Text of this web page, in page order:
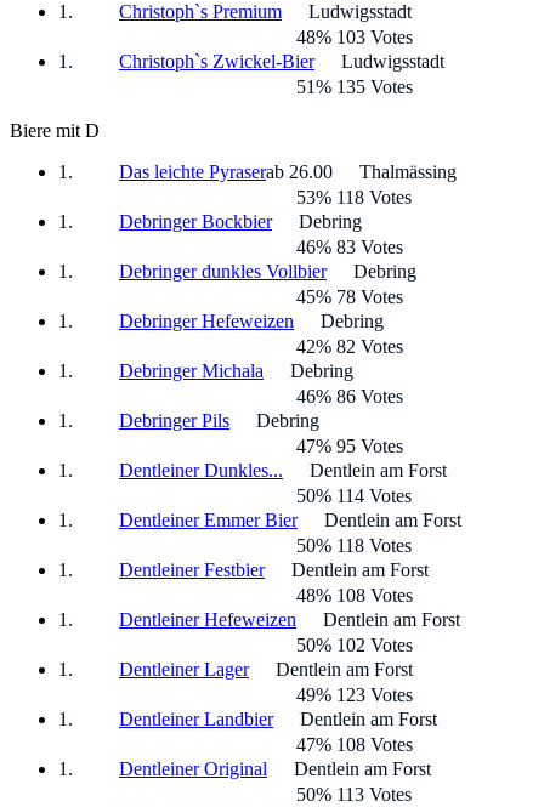
Christoph`s Premium
Ludwigsstadt
48% 103 Votes
Christoph`s Zwickel-Bier
Ludwigsstadt
51% 135 Votes
Biere mit D
Das leichte Pyraserab 26.00
Thalmässing
53% 118 Votes
Debringer Bockbier
Debring
46% 83 Votes
Debringer dunkles Vollbier
Debring
45% 78 Votes
Debringer Hefeweizen
Debring
42% 82 Votes
Debringer Michala
Debring
46% 86 Votes
Debringer Pils
Debring
47% 95 Votes
Dentleiner Dunkles...
Dentlein am Forst
50% 114 Votes
Dentleiner Emmer Bier
Dentlein am Forst
50% 118 Votes
Dentleiner Festbier
Dentlein am Forst
48% 108 Votes
Dentleiner Hefeweizen
Dentlein am Forst
50% 102 Votes
Dentleiner Lager
Dentlein am Forst
49% 123 Votes
Dentleiner Landbier
Dentlein am Forst
47% 108 Votes
Dentleiner Original
Dentlein am Forst
50% 113 Votes